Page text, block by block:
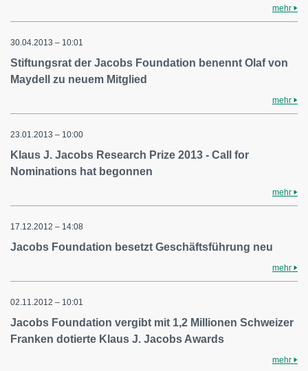
mehr
30.04.2013 – 10:01
Stiftungsrat der Jacobs Foundation benennt Olaf von
Maydell zu neuem Mitglied
mehr
23.01.2013 – 10:00
Klaus J. Jacobs Research Prize 2013 - Call for
Nominations hat begonnen
mehr
17.12.2012 – 14:08
Jacobs Foundation besetzt Geschäftsführung neu
mehr
02.11.2012 – 10:01
Jacobs Foundation vergibt mit 1,2 Millionen Schweizer
Franken dotierte Klaus J. Jacobs Awards
mehr